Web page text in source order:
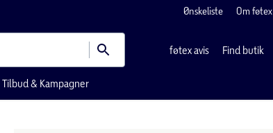
Ønskeliste Om føtex
føtex avis Find butik
Tilbud & Kampagner